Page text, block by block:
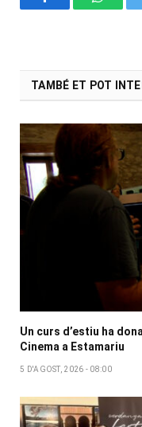
Facebook
TAMBÉ ET POT
Un curs d’estiu ha
Cinema a Estamariu
5 D'AGOST, 2026 - 08:00